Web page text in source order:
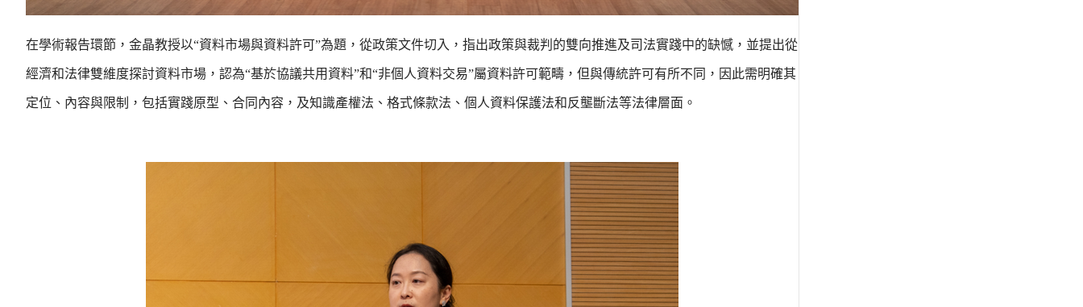
在學術報告環節，金晶教授以“資料市場與資料許可”為題，從政策文件切入，指出政策與裁判的雙向推進及司法實踐中的缺憾，並提出從
經濟和法律雙維度探討資料市場，認為“基於協議共用資料”和“非個人資料交易”屬資料許可範疇，但與傳統許可有所不同，因此需明確其
定位、內容與限制，包括實踐原型、合同內容，及知識產權法、格式條款法、個人資料保護法和反壟斷法等法律層面。